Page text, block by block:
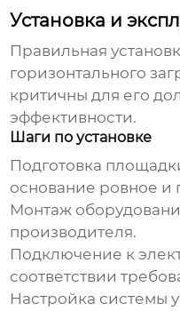
Установка и
Правильная
горизонтального
критичны для его
эффективности.
Шаги по установке
Подготовка
основание ровное и
Монтаж
производителя.
Подключение к
соответствии
Настройка системы